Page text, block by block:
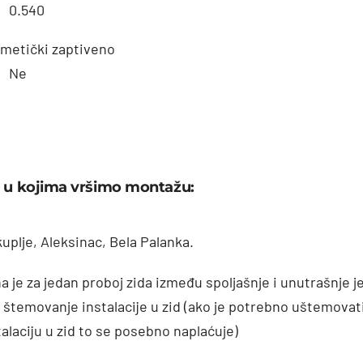
0.540
zaptiveno
Ne
u kojima vršimo montažu:
Aleksinac, Bela Palanka.
je za jedan proboj zida između spoljašnje i unutrašnje
štemovanje instalacije u zid (ako je potrebno
u zid to se posebno naplaćuje)